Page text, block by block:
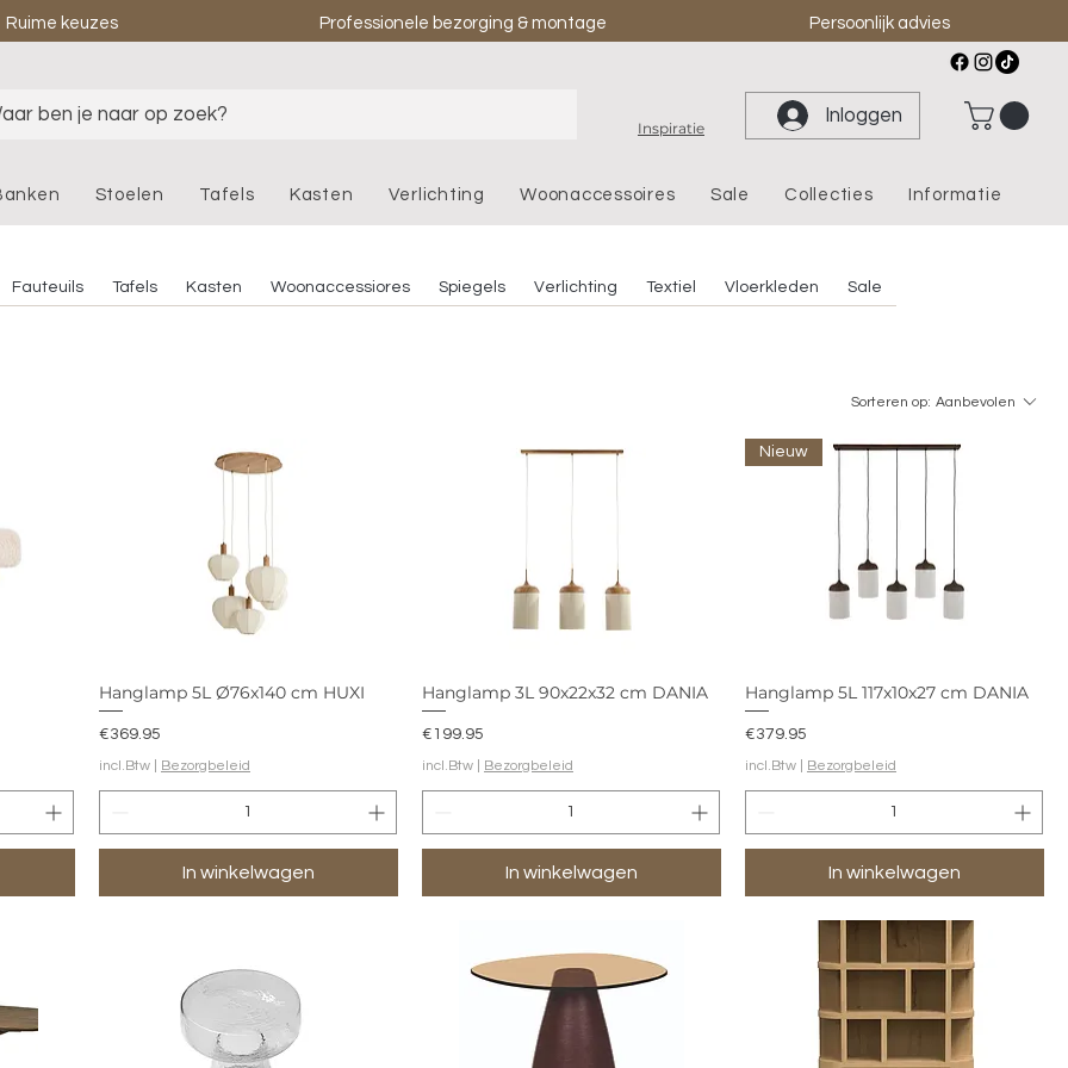
Ruime keuzes Professionele bezorging & montage Persoonlijk advies
ben je naar op zoek?
Inspiratie
Inloggen
Stoelen Tafels Kasten Verlichting Woonaccessoires Sale Collecties Informatie
Fauteuils Tafels Kasten Woonaccessiores Spiegels Verlichting Textiel Vloerkleden Sale
Sorteren op: Aanbevolen
Hanglamp 5L Ø76x140 cm HUXI
Prijs
€369.95
incl.Btw Bezorgbeleid
In winkelwagen
Hanglamp 3L 90x22x32 cm DANIA
Prijs
€199.95
incl.Btw Bezorgbeleid
In winkelwagen
Nieuw
Hanglamp 5L 117x10x27 cm DANIA
Prijs
€379.95
incl.Btw Bezorgbeleid
In winkelwagen